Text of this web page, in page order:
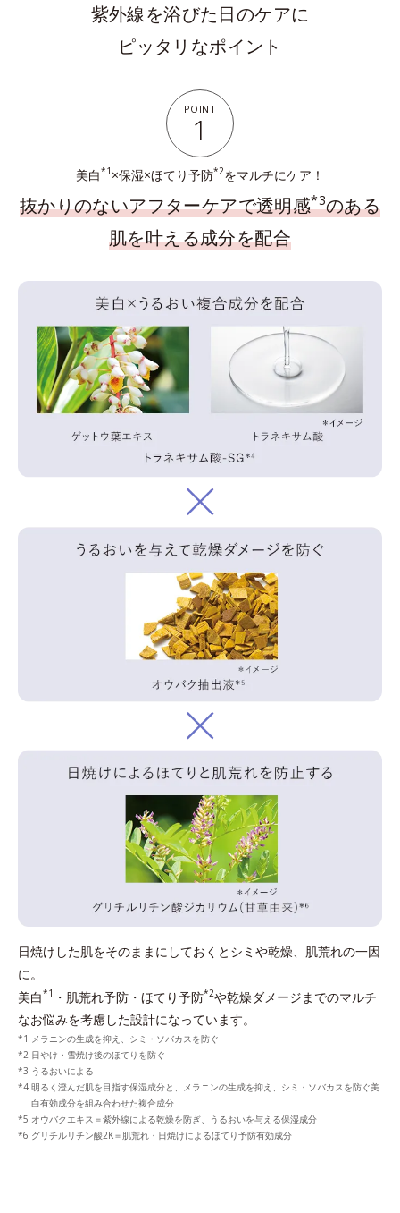
紫外線を浴びた日のケアに
ピッタリなポイント
POINT
1
美白*1 ×保湿×ほてり予防*2をマルチにケア！
抜かりのないアフターケアで透明感*3のある
肌を叶える成分を配合
日焼けした肌をそのままにしておくとシミや乾燥、肌荒れの一因
に。
美白*1 ・肌荒れ予防・ほてり予防*2や乾燥ダメージまでのマルチ
なお悩みを考慮した設計になっています。
メラニンの生成を抑え、シミ・ソバカスを防ぐ
日やけ・雪焼け後のほてりを防ぐ
うるおいによる
明るく澄んだ肌を目指す保湿成分と、メラニンの生成を抑え、シミ・ソバカスを防ぐ美
白有効成分を組み合わせた複合成分
オウバクエキス＝紫外線による乾燥を防ぎ、うるおいを与える保湿成分
グリチルリチン酸2K＝肌荒れ・日焼けによるほてり予防有効成分